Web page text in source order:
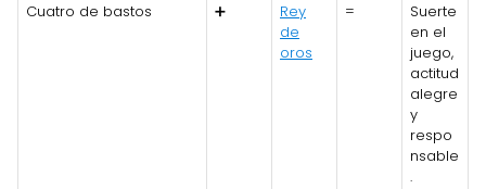
Cuatro de bastos
➕
Rey
de
oros
=
Suerte
en el
juego,
actitud
alegre
y
respo
nsable
.